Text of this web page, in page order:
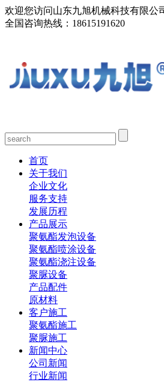
欢迎您访问山东九旭机械科技有限公
全国咨询热线： 18615191620
首页
关于我们
企业文化
服务支持
发展历程
产品展示
聚氨酯发泡设备
聚氨酯喷涂设备
聚氨酯浇注设备
聚脲设备
产品配件
原材料
客户施工
聚氨酯施工
聚脲施工
新闻中心
公司新闻
行业新闻